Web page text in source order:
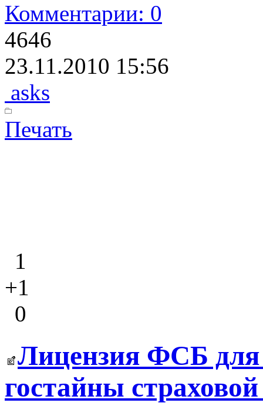
Комментарии: 0
4646
23.11.2010 15:56
asks
Печать
1
+1
0
Лицензия ФСБ для
гостайны